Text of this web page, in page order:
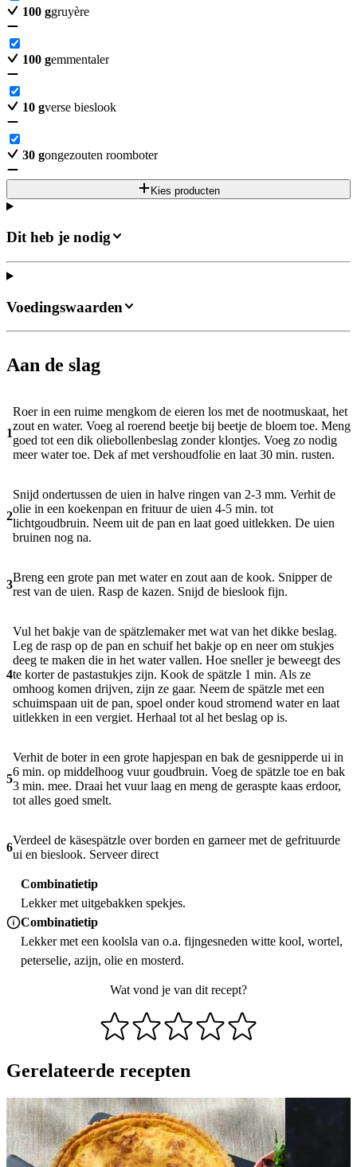
100 ggruyère
100 gemmentaler
10 gverse bieslook
30 gongezouten roomboter
Kies producten
Dit heb je nodig
Aan de slag
1
Roer in een ruime mengkom de eieren los met de nootmuskaat, het
zout en water. Voeg al roerend beetje bij beetje de bloem toe. Meng
goed tot een dik oliebollenbeslag zonder klontjes. Voeg zo nodig
meer water toe. Dek af met vershoudfolie en laat 30 min. rusten.
2
Snijd ondertussen de uien in halve ringen van 2-3 mm. Verhit de
olie in een koekenpan en frituur de uien 4-5 min. tot
lichtgoudbruin. Neem uit de pan en laat goed uitlekken. De uien
bruinen nog na.
3
Breng een grote pan met water en zout aan de kook. Snipper de
rest van de uien. Rasp de kazen. Snijd de bieslook fijn.
4
Vul het bakje van de spätzlemaker met wat van het dikke beslag.
Leg de rasp op de pan en schuif het bakje op en neer om stukjes
deeg te maken die in het water vallen. Hoe sneller je beweegt des
te korter de pastastukjes zijn. Kook de spätzle 1 min. Als ze
omhoog komen drijven, zijn ze gaar. Neem de spätzle met een
schuimspaan uit de pan, spoel onder koud stromend water en laat
uitlekken in een vergiet. Herhaal tot al het beslag op is.
5
Verhit de boter in een grote hapjespan en bak de gesnipperde ui in
6 min. op middelhoog vuur goudbruin. Voeg de spätzle toe en bak
3 min. mee. Draai het vuur laag en meng de geraspte kaas erdoor,
tot alles goed smelt.
6
Verdeel de käsespätzle over borden en garneer met de gefrituurde
ui en bieslook. Serveer direct
Combinatietip
Lekker met uitgebakken spekjes.
Combinatietip
Lekker met een koolsla van o.a. fijngesneden witte kool, wortel,
peterselie, azijn, olie en mosterd.
Wat vond je van dit recept?
Voedingswaarden
Gerelateerde recepten